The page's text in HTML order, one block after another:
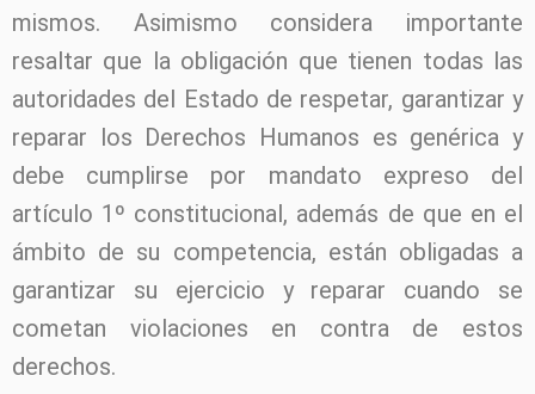
mismos. Asimismo considera importante
resaltar que la obligación que tienen todas las
autoridades del Estado de respetar, garantizar y
reparar los Derechos Humanos es genérica y
debe cumplirse por mandato expreso del
artículo 1º constitucional, además de que en el
ámbito de su competencia, están obligadas a
garantizar su ejercicio y reparar cuando se
cometan violaciones en contra de estos
derechos.